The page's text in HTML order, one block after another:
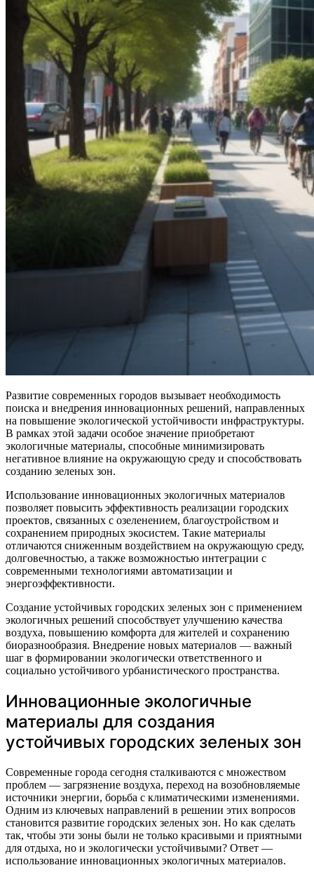
Развитие современных городов вызывает необходимость
поиска и внедрения инновационных решений, направленных
на повышение экологической устойчивости инфраструктуры.
В рамках этой задачи особое значение приобретают
экологичные материалы, способные минимизировать
негативное влияние на окружающую среду и способствовать
созданию зеленых зон.
Использование инновационных экологичных материалов
позволяет повысить эффективность реализации городских
проектов, связанных с озеленением, благоустройством и
сохранением природных экосистем. Такие материалы
отличаются сниженным воздействием на окружающую среду,
долговечностью, а также возможностью интеграции с
современными технологиями автоматизации и
энергоэффективности.
Создание устойчивых городских зеленых зон с применением
экологичных решений способствует улучшению качества
воздуха, повышению комфорта для жителей и сохранению
биоразнообразия. Внедрение новых материалов — важный
шаг в формировании экологически ответственного и
социально устойчивого урбанистического пространства.
Инновационные экологичные
материалы для создания
устойчивых городских зеленых зон
Современные города сегодня сталкиваются с множеством
проблем — загрязнение воздуха, переход на возобновляемые
источники энергии, борьба с климатическими изменениями.
Одним из ключевых направлений в решении этих вопросов
становится развитие городских зеленых зон. Но как сделать
так, чтобы эти зоны были не только красивыми и приятными
для отдыха, но и экологически устойчивыми? Ответ —
использование инновационных экологичных материалов.